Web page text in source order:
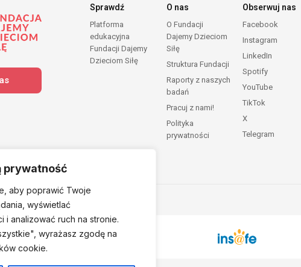
prywatność
aby poprawić Twoje
wyświetlać
i analizować ruch na stronie.
wyrażasz zgodę na
cookie.
Sprawdź
Platforma
edukacyjna
Fundacji Dajemy
Dzieciom Siłę
O nas
O Fundacji
Dajemy Dzieciom
Siłę
Struktura Fundacji
Raporty z naszych
badań
Pracuj z nami!
Polityka
prywatności
Obserwuj nas
Facebook
Instagram
LinkedIn
Spotify
YouTube
TikTok
X
Telegram